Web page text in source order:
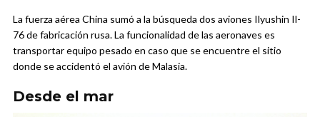
La fuerza aérea China sumó a la búsqueda dos aviones Ilyushin Il-
76 de fabricación rusa. La funcionalidad de las aeronaves es
transportar equipo pesado en caso que se encuentre el sitio
donde se accidentó el avión de Malasia.
Desde el mar